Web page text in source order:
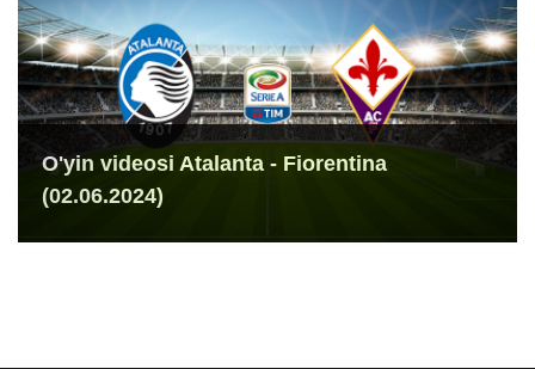
O'yin videosi Atalanta - Fiorentina
(02.06.2024)